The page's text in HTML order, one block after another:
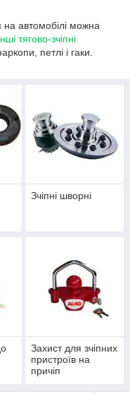
на автомобілі можна
тягово-зчіпні
петлі і гаки.
Зчіпні шворні
Захист для зчіпних
пристроїв на
причіп